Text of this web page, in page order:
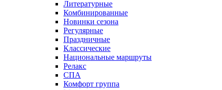
Литературные
Комбинированные
Новинки сезона
Регулярные
Праздничные
Классические
Национальные маршруты
Релакс
СПА
Комфорт группа